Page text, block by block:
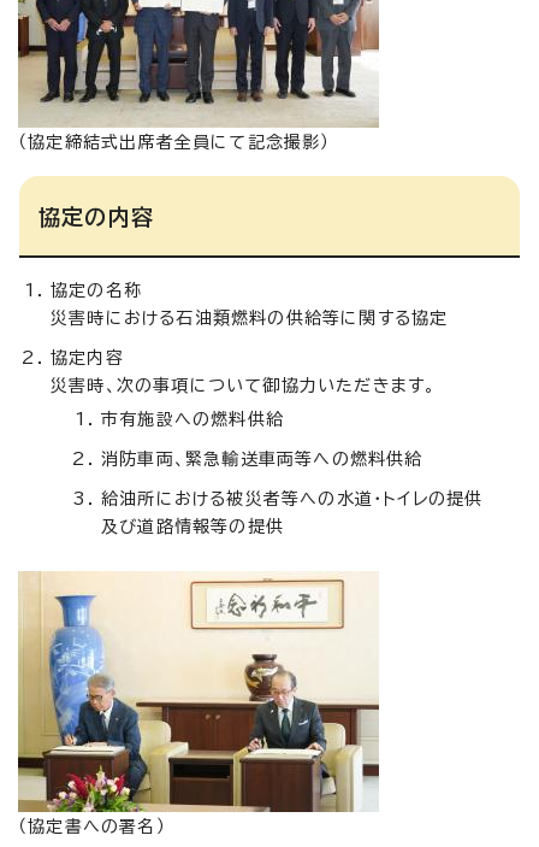
（協定締結式出席者全員にて記念撮影）
協定の内容
協定の名称
災害時における石油類燃料の供給等に関する協定
協定内容
災害時、次の事項について御協力いただきます。
市有施設への燃料供給
消防車両、緊急輸送車両等への燃料供給
給油所における被災者等への水道・トイレの提供
及び道路情報等の提供
（協定書への署名）